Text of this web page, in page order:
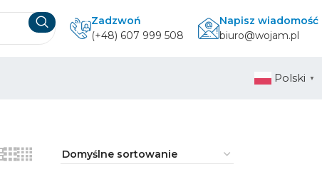
Zadzwoń
(+48) 607 999 508
Napisz wiadomość
biuro@wojam.pl
Polski ▼